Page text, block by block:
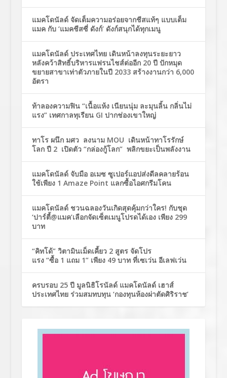
แมคโดนัลด์ จัดเต็มความอร่อยจากชีสแท้ๆ แบบเต็ม
แมค กับ ‘แมคชีสซี่ ดังก์’ ดังก์สนุกได้ทุกเมนู
แมคโดนัลด์ ประเทศไทย เดินหน้าลงทุนระยะยาว
หลังคว้าสิทธิ์บริหารแฟรนไชส์ต่ออีก 20 ปี ปักหมุด
ขยายสาขาเท่าตัวภายในปี 2033 สร้างงานกว่า 6,000
อัตรา
ท้าลองความฟิน “เนื้อแห้ง เนียนนุ่ม ละมุนลิ้น กลิ่นไม่
แรง” เทศกาลทุเรียน GI ปากช่องเขาใหญ่
ทาโร ผนึก มศว ลงนาม MOU เดินหน้าทาโรรักษ์
โลก ปี 2 เปิดตัว “กล่องกู้โลก” พลิกขยะเป็นพลังงาน
แมคโดนัลด์ จับมือ อเมซ ซูเปอร์แอปส่งดีลคลายร้อน
ใช้เพียง 1 Amaze Point แลกซื้อไอศกรีมโคน
แมคโดนัลด์ ชวนฉลองวันเกิดสุดคุ้มกว่าใคร! กับชุด
‘ปาร์ตี้@แมค’เลือกจัดเซ็ตเมนูโปรดได้เอง เพียง 299
บาท
“คิทโด้” วิตามินเม็ดเคี้ยว 2 สูตร จัดโปร
แรง “ซื้อ 1 แถม 1” เพียง 49 บาท ที่เซเว่น อีเลฟเว่น
ครบรอบ 25 ปี มูลนิธิโรนัลด์ แมคโดนัลด์ เฮาส์
ประเทศไทย ร่วมสมทบทุน ‘กองทุนห้องผ่าตัดศิริราช’